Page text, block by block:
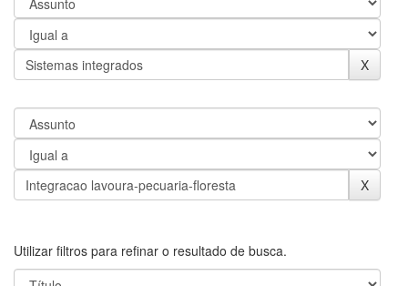
Utilizar filtros para refinar o resultado de busca.